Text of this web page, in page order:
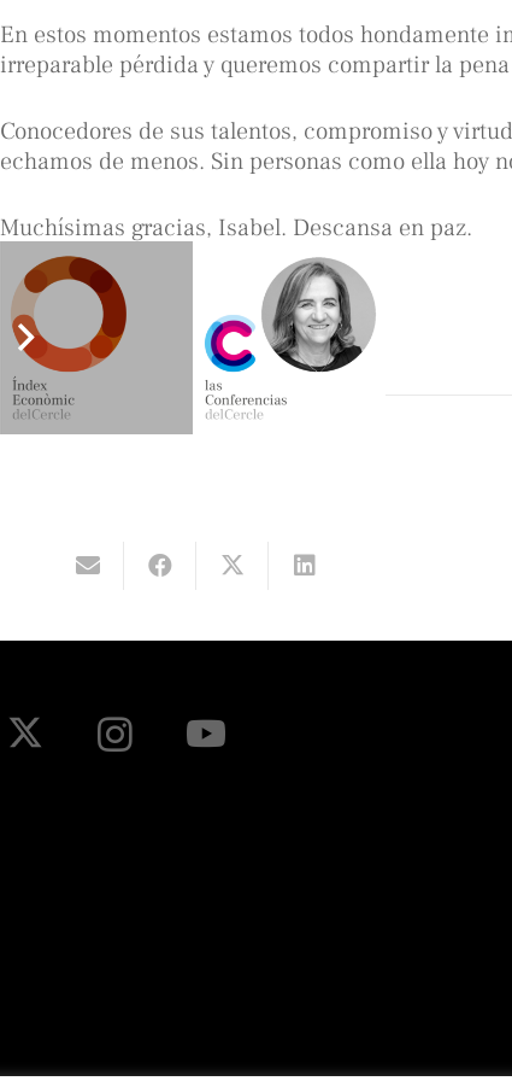
En estos momentos estamos todos hondamente
irreparable pérdida y queremos compartir la
Conocedores de sus talentos, compromiso y
echamos de menos. Sin personas como ella hoy
Muchísimas gracias, Isabel. Descansa en paz.